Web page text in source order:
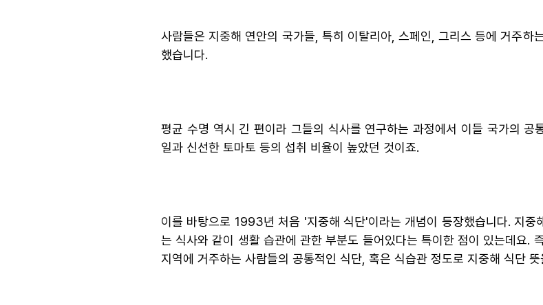
사람들은 지중해 연안의 국가들, 특히 이탈리아, 스페인, 그리스 등에 거주
했습니다.
평균 수명 역시 긴 편이라 그들의 식사를 연구하는 과정에서 이들 국가의
일과 신선한 토마토 등의 섭취 비율이 높았던 것이죠.
이를 바탕으로 1993년 처음 '지중해 식단'이라는 개념이 등장했습니다. 지
는 식사와 같이 생활 습관에 관한 부분도 들어있다는 특이한 점이 있는데요.
지역에 거주하는 사람들의 공통적인 식단, 혹은 식습관 정도로 지중해 식단